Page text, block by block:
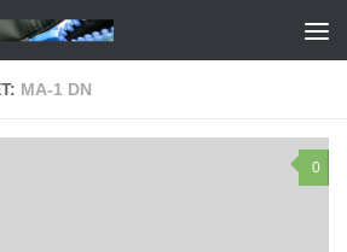
MA-1 DN
0